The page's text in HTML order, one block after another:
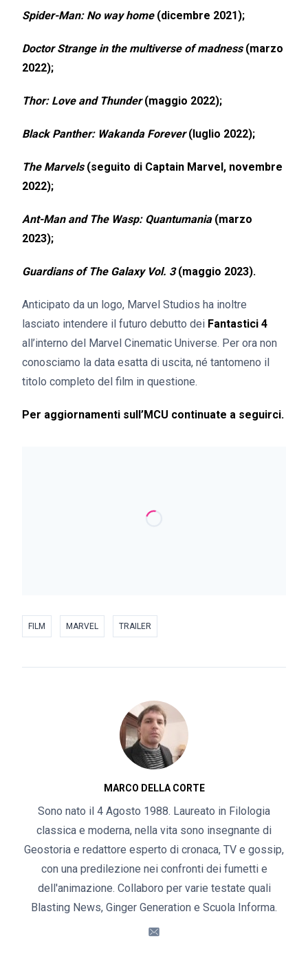
Spider-Man: No way home(dicembre 2021);
Doctor Strange in the multiverse of madness(marzo
2022);
Thor: Love and Thunder(maggio 2022);
Black Panther: Wakanda Forever(luglio 2022);
The Marvels(seguito di Captain Marvel, novembre
2022);
Ant-Man and The Wasp: Quantumania(marzo
2023);
Guardians of The Galaxy Vol. 3(maggio 2023).
Anticipato da un logo, Marvel Studios ha inoltre
lasciato intendere il futuro debutto dei Fantastici 4
all’interno del Marvel Cinematic Universe. Per ora non
conosciamo la data esatta di uscita, né tantomeno il
titolo completo del film in questione.
Per aggiornamenti sull’MCU continuate a seguirci.
FILM MARVEL TRAILER
MARCO DELLA CORTE
Sono nato il 4 Agosto 1988. Laureato in Filologia
classica e moderna, nella vita sono insegnante di
Geostoria e redattore esperto di cronaca, TV e gossip,
con una predilezione nei confronti dei fumetti e
dell'animazione. Collaboro per varie testate quali
Blasting News, Ginger Generation e Scuola Informa.